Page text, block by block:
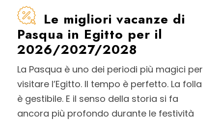
Le migliori vacanze di
Pasqua in Egitto per il
2026/2027/2028
La Pasqua è uno dei periodi più magici per
visitare l’Egitto. Il tempo è perfetto. La folla
è gestibile. E il senso della storia si fa
ancora più profondo durante le festività